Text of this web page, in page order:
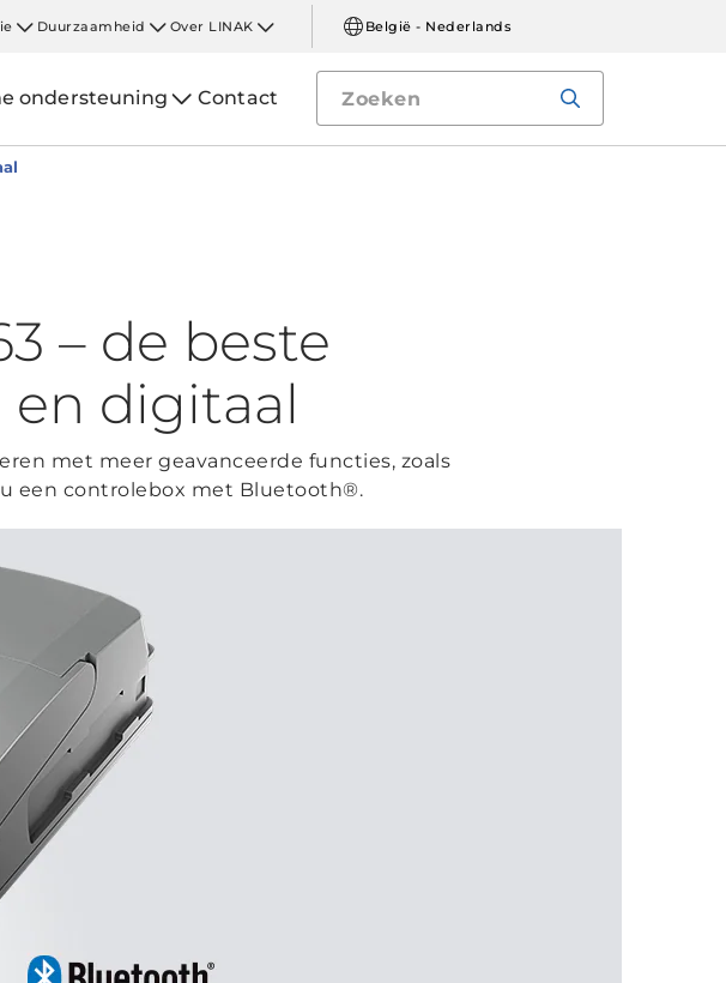
Duurzaamheid Over LINAK België - Nederlands
ondersteuning Contact
– de beste
digitaal
met meer geavanceerde functies, zoals
een controlebox met Bluetooth®.